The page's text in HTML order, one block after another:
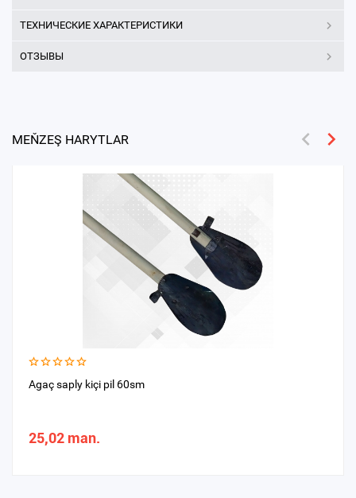
ТЕХНИЧЕСКИЕ ХАРАКТЕРИСТИКИ
ОТЗЫВЫ
MEŇZEŞ HARYTLAR
Agaç saply kiçi pil 60sm
25,02 man.